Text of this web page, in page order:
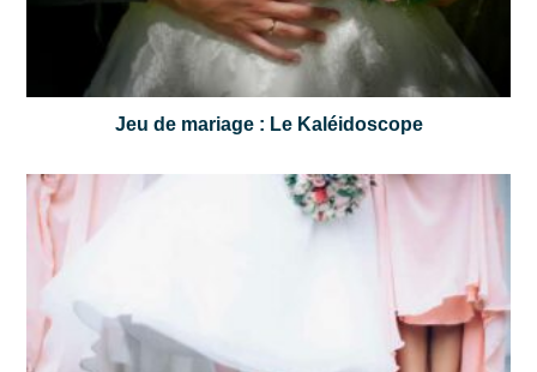
Jeu de mariage : Le Kaléidoscope